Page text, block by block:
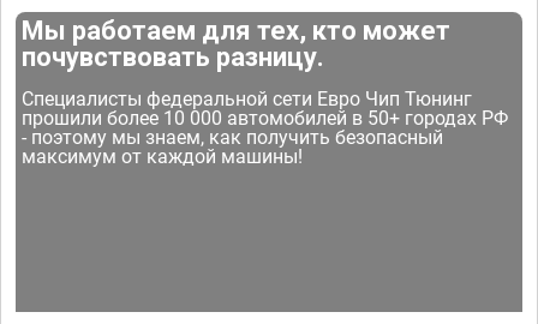
Мы работаем для тех, кто может
почувствовать разницу.
Специалисты федеральной сети Евро Чип Тюнинг
прошили более 10 000 автомобилей в 50+ городах РФ
- поэтому мы знаем, как получить безопасный
максимум от каждой машины!